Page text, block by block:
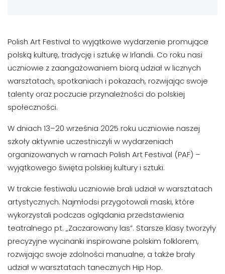
Polish Art Festival to wyjątkowe wydarzenie promujące
polską kulturę, tradycję i sztukę w Irlandii. Co roku nasi
uczniowie z zaangażowaniem biorą udział w licznych
warsztatach, spotkaniach i pokazach, rozwijając swoje
talenty oraz poczucie przynależności do polskiej
społeczności.
W dniach 13–20 września 2025 roku uczniowie naszej
szkoły aktywnie uczestniczyli w wydarzeniach
organizowanych w ramach Polish Art Festival (PAF) –
wyjątkowego święta polskiej kultury i sztuki.
W trakcie festiwalu uczniowie brali udział w warsztatach
artystycznych. Najmłodsi przygotowali maski, które
wykorzystali podczas oglądania przedstawienia
teatralnego pt. „Zaczarowany las”. Starsze klasy tworzyły
precyzyjne wycinanki inspirowane polskim folklorem,
rozwijając swoje zdolności manualne, a także brały
udział w warsztatach tanecznych Hip Hop.